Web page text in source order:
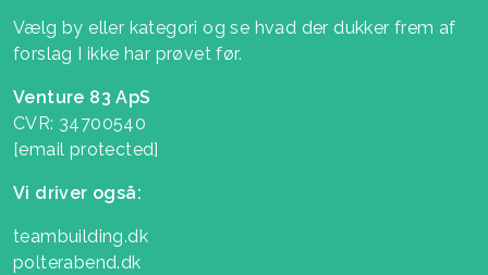
Vælg by eller kategori og se hvad der dukker frem af
forslag I ikke har prøvet før.
Venture 83 ApS
CVR: 34700540
[email protected]
Vi driver også:
teambuilding.dk
polterabend.dk